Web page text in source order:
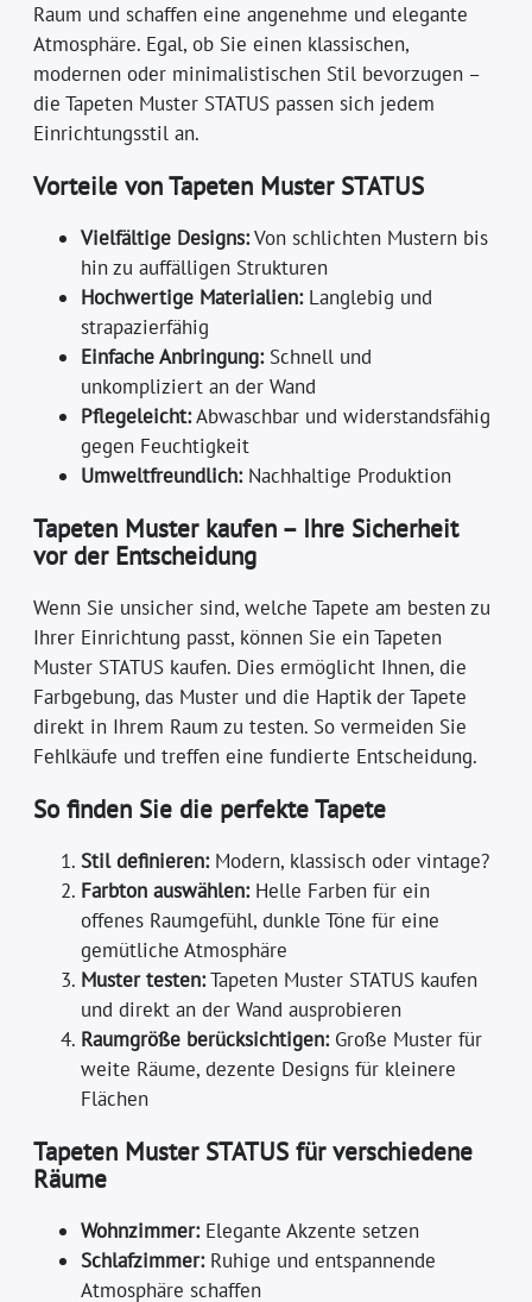
Raum und schaffen eine angenehme und elegante
Atmosphäre. Egal, ob Sie einen klassischen,
modernen oder minimalistischen Stil bevorzugen –
die Tapeten Muster STATUS passen sich jedem
Einrichtungsstil an.
Vorteile von Tapeten Muster STATUS
Vielfältige Designs:Von schlichten Mustern bis
hin zu auffälligen Strukturen
Hochwertige Materialien:Langlebig und
strapazierfähig
Einfache Anbringung:Schnell und
unkompliziert an der Wand
Pflegeleicht:Abwaschbar und widerstandsfähig
gegen Feuchtigkeit
Umweltfreundlich:Nachhaltige Produktion
Tapeten Muster kaufen – Ihre Sicherheit
vor der Entscheidung
Wenn Sie unsicher sind, welche Tapete am besten zu
Ihrer Einrichtung passt, können Sie ein Tapeten
Muster STATUS kaufen. Dies ermöglicht Ihnen, die
Farbgebung, das Muster und die Haptik der Tapete
direkt in Ihrem Raum zu testen. So vermeiden Sie
Fehlkäufe und treffen eine fundierte Entscheidung.
So finden Sie die perfekte Tapete
Stil definieren:Modern, klassisch oder vintage?
Farbton auswählen:Helle Farben für ein
offenes Raumgefühl, dunkle Töne für eine
gemütliche Atmosphäre
Muster testen:Tapeten Muster STATUS kaufen
und direkt an der Wand ausprobieren
Raumgröße berücksichtigen:Große Muster für
weite Räume, dezente Designs für kleinere
Flächen
Tapeten Muster STATUS für verschiedene
Räume
Wohnzimmer:Elegante Akzente setzen
Schlafzimmer:Ruhige und entspannende
Atmosphäre schaffen